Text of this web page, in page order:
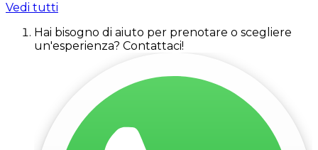
Vedi tutti
Hai bisogno di aiuto per prenotare o scegliere
un'esperienza? Contattaci!